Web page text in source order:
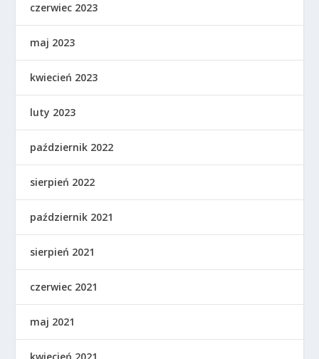
czerwiec 2023
maj 2023
kwiecień 2023
luty 2023
październik 2022
sierpień 2022
październik 2021
sierpień 2021
czerwiec 2021
maj 2021